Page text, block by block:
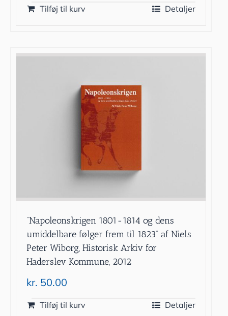
Tilføj til kurv Detaljer
”Napoleonskrigen 1801-1814 og dens
umiddelbare følger frem til 1823” af Niels
Peter Wiborg, Historisk Arkiv for
Haderslev Kommune, 2012
kr. 50.00
Tilføj til kurv Detaljer